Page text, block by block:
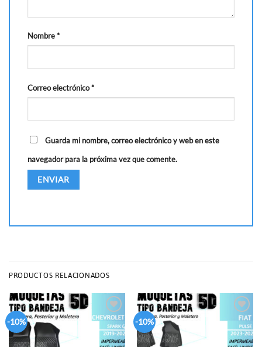
Nombre *
Correo electrónico*
Guarda mi nombre, correo electrónico y web en este
navegador para la próxima vez que comente.
PRODUCTOS RELACIONADOS
-10%
Add to
wishlist
-10%
Add to
wishlist